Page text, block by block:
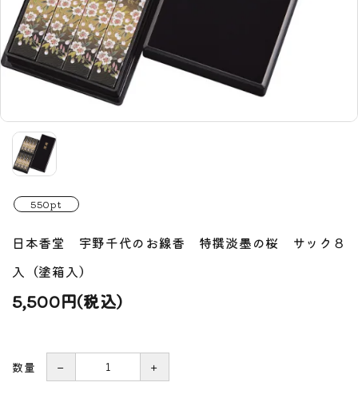
550pt
日本香堂 宇野千代のお線香 特撰淡墨の桜 サック８
入（塗箱入）
5,500円(税込)
数量 － ＋